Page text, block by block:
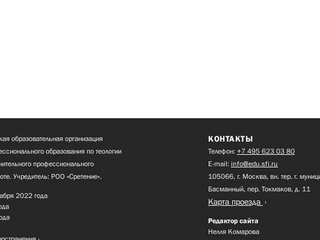
образовательная организация
образования по теологии
профессионального
Учредитель: РОО «Сретение».
2022 года
КОНТАКТЫ
Телефон: +7 495 623 03 80
E-mail: info@edu.sfi.ru
105066, г. Москва, вн. тер. г.
Басманный, пер. Токмаков, д. 11
Карта проезда
Редактор сайта
Нелля Комарова